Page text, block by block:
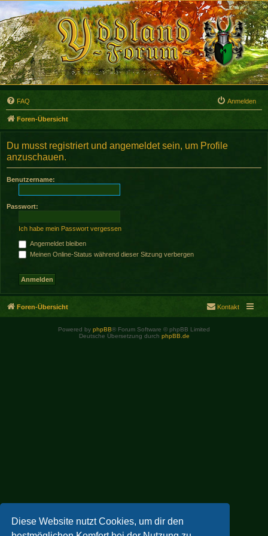
Diese Website nutzt Cookies, um dir den
FAQ Anmelden
Foren-Übersicht
Du musst registriert und angemeldet sein, um Profile
anzuschauen.
Benutzername:
Passwort:
Ich habe mein Passwort vergessen
Angemeldet bleiben
Meinen Online-Status während dieser Sitzung verbergen
Foren-Übersicht Kontakt
Powered by phpBB® Forum Software © phpBB Limited
Deutsche Übersetzung durch phpBB.de